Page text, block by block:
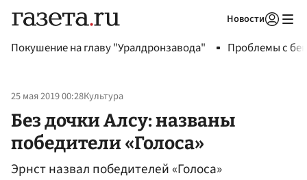
Новости
Покушение на главу "Уралдронзавода" Проблемы с
25 мая 2019 00:28Культура
Без дочки Алсу: названы
победители «Голоса»
Эрнст назвал победителей «Голоса»